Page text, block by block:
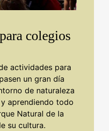
colegios
actividades para
un gran día
de naturaleza
aprendiendo todo
Natural de la
su cultura.